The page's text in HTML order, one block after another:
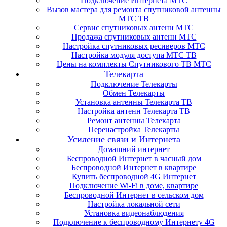
Вызов мастера для ремонта спутниковой антенны
МТС ТВ
Сервис спутниковых антенн МТС
Продажа спутниковых антенн МТС
Настройка спутниковых ресиверов МТС
Настройка модуля доступа МТС ТВ
Цены на комплекты Спутникового ТВ МТС
Телекарта
Подключение Телекарты
Обмен Телекарты
Установка антенны Телекарта ТВ
Настройка антенн Телекарта ТВ
Ремонт антенны Телекарта
Перенастройка Телекарты
Усиление связи и Интернета
Домашний интернет
Беспроводной Интернет в часный дом
Беспроводной Интернет в квартире
Купить беспроводной 4G Интернет
Подключение Wi-Fi в доме, квартире
Беспроводной Интернет в сельском дом
Настройка локальной сети
Установка видеонаблюдения
Подключение к беспроводному Интернету 4G